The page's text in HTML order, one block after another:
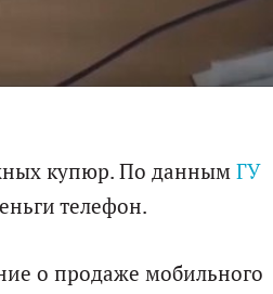
купюр. По данным ГУ
телефон.
о продаже мобильного